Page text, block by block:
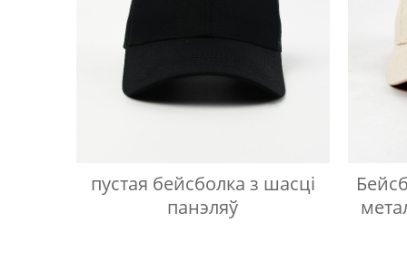
пустая бейсболка з шасці
панэляў